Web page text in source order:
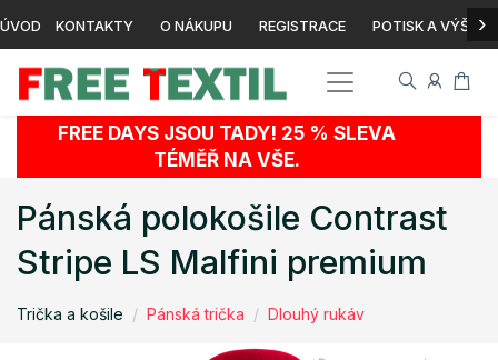
ÚVOD KONTAKTY O NÁKUPU REGISTRACE POTISK A ›
FREE DAYS JSOU TADY! 25 % SLEVA
TÉMĚŘ NA VŠE.
Pánská polokošile Contrast
Stripe LS Malfini premium
Trička a košile Pánská trička Dlouhý rukáv